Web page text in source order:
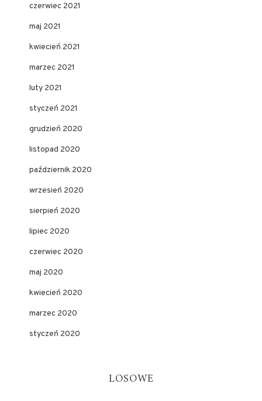
czerwiec 2021
maj 2021
kwiecień 2021
marzec 2021
luty 2021
styczeń 2021
grudzień 2020
listopad 2020
październik 2020
wrzesień 2020
sierpień 2020
lipiec 2020
czerwiec 2020
maj 2020
kwiecień 2020
marzec 2020
styczeń 2020
LOSOWE